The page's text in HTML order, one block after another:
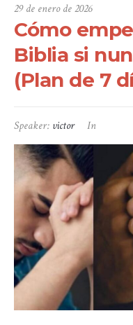
29 de enero de 2026
Cómo
Biblia si
(Plan de 7
Speaker: victor In